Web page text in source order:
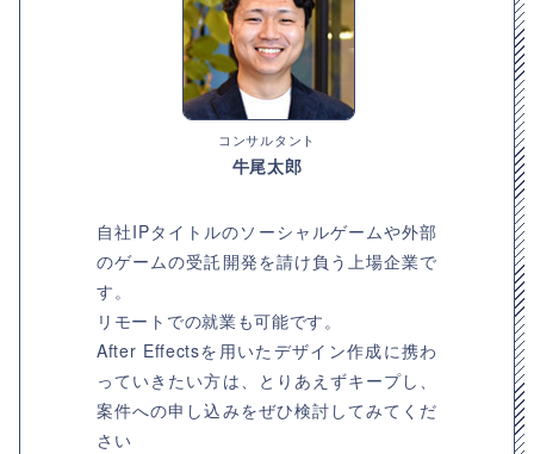
コンサルタント
牛尾太郎
自社IPタイトルのソーシャルゲームや外部
のゲームの受託開発を請け負う上場企業で
す。
リモートでの就業も可能です。
After Effectsを用いたデザイン作成に携わ
っていきたい方は、とりあえずキープし、
案件への申し込みをぜひ検討してみてくだ
さい